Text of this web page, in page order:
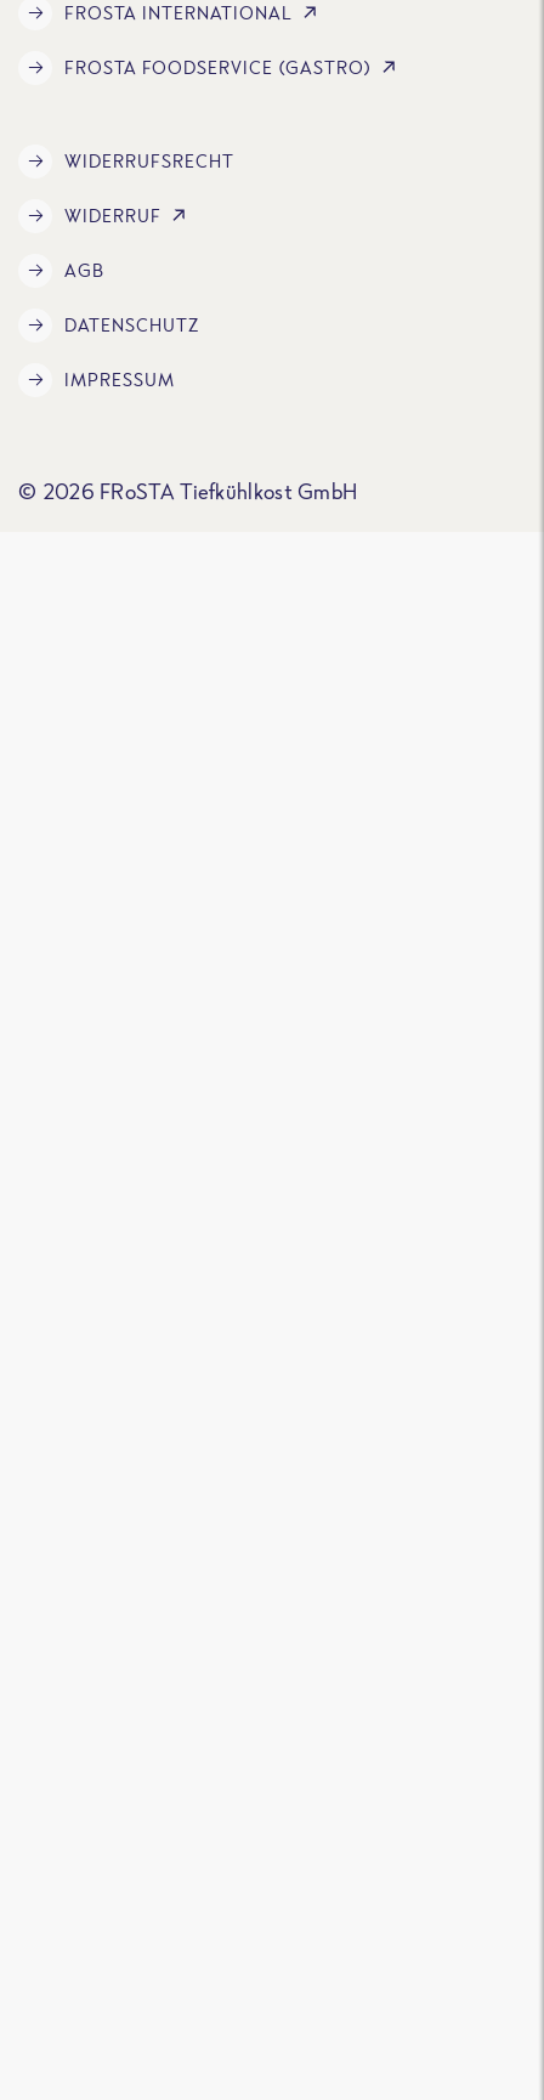
FROSTA INTERNATIONAL
FROSTA FOODSERVICE (GASTRO)
WIDERRUFSRECHT
WIDERRUF
AGB
DATENSCHUTZ
IMPRESSUM
© 2026 FRoSTA Tiefkühlkost GmbH